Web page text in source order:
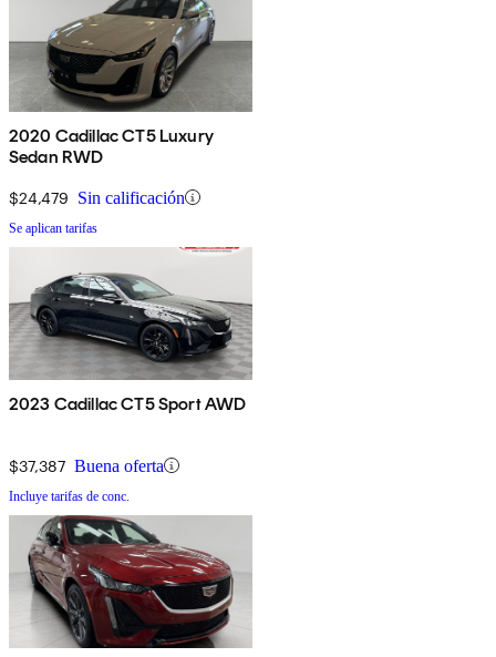
2020 Cadillac CT5 Luxury
Sedan RWD
$24,479 Sin calificación
Se aplican tarifas
2023 Cadillac CT5 Sport AWD
$37,387 Buena oferta
Incluye tarifas de conc.